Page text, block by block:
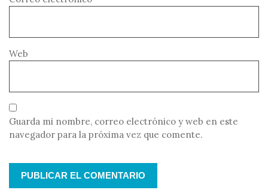
Web
Guarda mi nombre, correo electrónico y web en este
navegador para la próxima vez que comente.